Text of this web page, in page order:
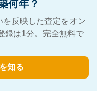
何年？
反映した査定をオン
録は1分。完全無料で
知る